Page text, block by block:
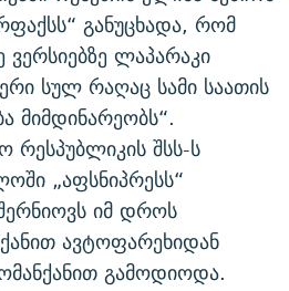
განუცხადა, რომ
ლაპარაკი
სულ რაღაც სამი საათის
მიმდინარეობს“.
რესპუბლიკის შსს-ს
„აფსნიპრესს“
იმ დროს
ავტოფარეხიდან
გამოდიოდა.